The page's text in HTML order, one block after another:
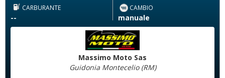
CARBURANTE
--
CAMBIO
manuale
Massimo Moto Sas
Guidonia Montecelio (RM)